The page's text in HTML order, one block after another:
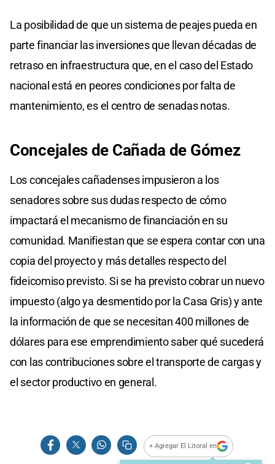
La posibilidad de que un sistema de peajes pueda en
parte financiar las inversiones que llevan décadas de
retraso en infraestructura que, en el caso del Estado
nacional está en peores condiciones por falta de
mantenimiento, es el centro de senadas notas.
Concejales de Cañada de Gómez
Los concejales cañadenses impusieron a los
senadores sobre sus dudas respecto de cómo
impactará el mecanismo de financiación en su
comunidad. Manifiestan que se espera contar con una
copia del proyecto y más detalles respecto del
fideicomiso previsto. Si se ha previsto cobrar un nuevo
impuesto (algo ya desmentido por la Casa Gris) y ante
la información de que se necesitan 400 millones de
dólares para ese emprendimiento saber qué sucederá
con las contribuciones sobre el transporte de cargas y
el sector productivo en general.
+ Agregar El Litoral en